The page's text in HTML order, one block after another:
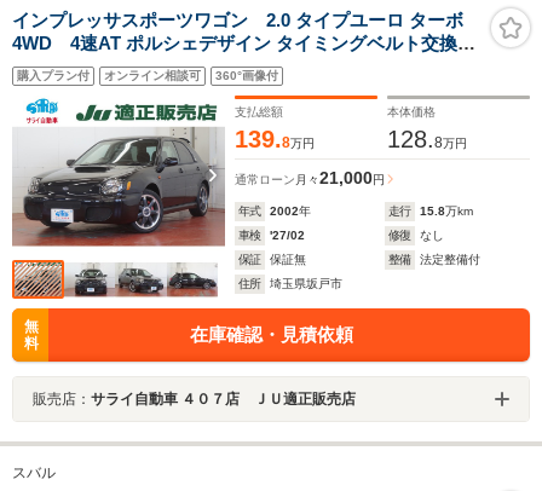
インプレッサスポーツワゴン 2.0 タイプユーロ ターボ
4WD 4速AT ポルシェデザイン タイミングベルト交換済
みエンジンスターター 専用フロント 専用リアスポイラー
純正17AW ドライブレコーダー ETC キーレスキー
購入プラン付 オンライン相談可 360°画像付
支払総額
139.8万円
本体価格
128.8万円
通常ローン 月々21,000円
年式 2002年 走行 15.8万km
車検
'27/02 修復
なし
保証
保証無 整備
法定整備付
住所
埼玉県坂戸市
無
料
在庫確認・見積依頼
販売店： サライ自動車 ４０７店 ＪＵ適正販売店
スバル